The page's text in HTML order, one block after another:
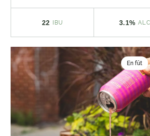
22 IBU 3.1% ALC
En fût